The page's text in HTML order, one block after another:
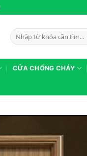
Tìm
kiếm:
CỬA CHỐNG CHÁY